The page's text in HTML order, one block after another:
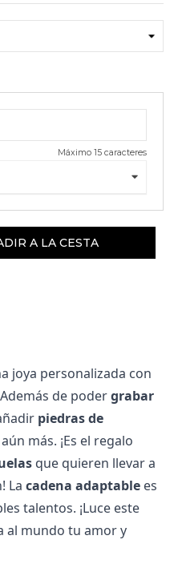
Máximo 15 caracteres
A LA CESTA
joya personalizada con
Además de poder grabar
piedras de
más. ¡Es el regalo
que quieren llevar a
La cadena adaptable es
talentos. ¡Luce este
al mundo tu amor y